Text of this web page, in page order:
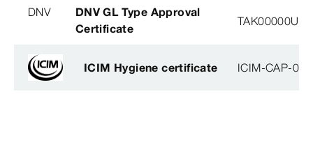
DNV
DNV GL Type Approval
Certificate
TAK00000U2,
ICIM Hygiene certificate ICIM-CAP-